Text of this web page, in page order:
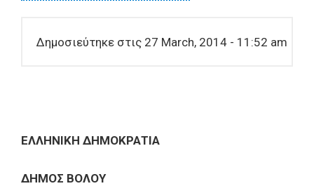
Δημοσιεύτηκε στις 27 March, 2014 - 11:52 am
ΕΛΛΗΝΙΚΗ ΔΗΜΟΚΡΑΤΙΑ
ΔΗΜΟΣ ΒΟΛΟΥ